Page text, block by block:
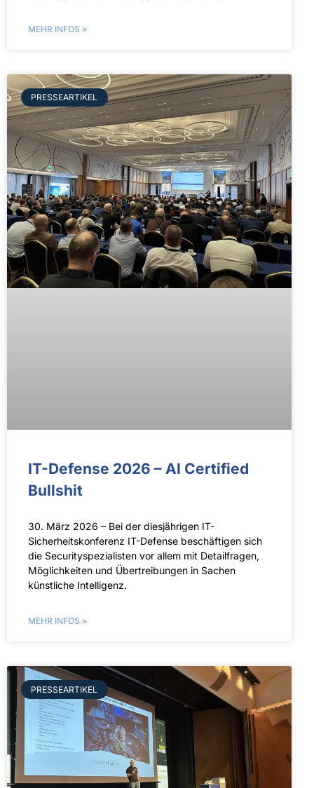
MEHR INFOS »
PRESSEARTIKEL
IT-Defense 2026 – AI Certified
Bullshit
30. März 2026 – Bei der diesjährigen IT-
Sicherheitskonferenz IT-Defense beschäftigen sich
die Securityspezialisten vor allem mit Detailfragen,
Möglichkeiten und Übertreibungen in Sachen
künstliche Intelligenz.
MEHR INFOS »
PRESSEARTIKEL